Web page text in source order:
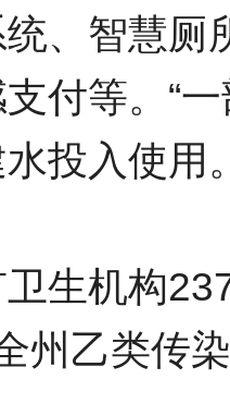
、智慧厕
付等。“
投入使用
生机构
州乙类传